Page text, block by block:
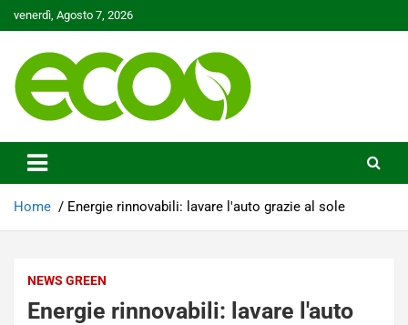
to
venerdì, Agosto 7, 2026
Ecoo.it
Home Energie rinnovabili: lavare l'auto grazie al sole
NEWS GREEN
Energie rinnovabili: lavare l'auto